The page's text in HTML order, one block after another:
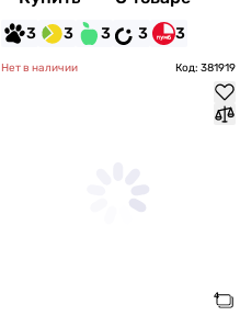
3 3 3 3 3
Нет в наличии Код: 381919